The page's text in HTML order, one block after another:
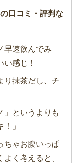
口コミ・評判な
早速飲んでみ
感じ！
り抹茶だし、チ
」というよりも
」
ちゃお腹いっぱ
く考えると、